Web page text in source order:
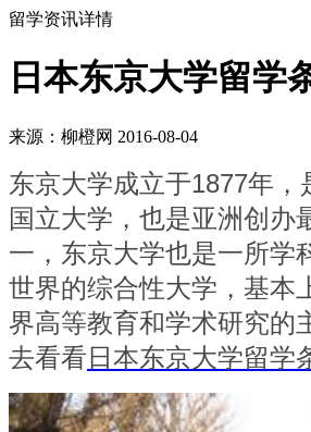
留学资讯详情
日本东京大学留学
来源：柳橙网 2016-08-04
东京大学成立于1877年，
国立大学，也是亚洲创办
一，东京大学也是一所学
世界的综合性大学，基本
界高等教育和学术研究的
去看看日本东京大学留学